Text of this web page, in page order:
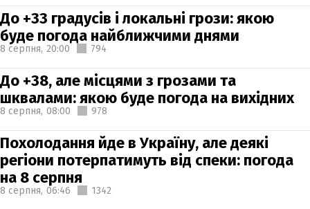
До +33 градусів і локальні грози: якою
буде погода найближчими днями
8 серпня, 20:00 794
До +38, але місцями з грозами та
шквалами: якою буде погода на вихідних
8 серпня, 08:00 978
Похолодання йде в Україну, але деякі
регіони потерпатимуть від спеки: погода
на 8 серпня
8 серпня, 06:46 1342